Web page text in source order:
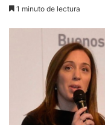
1 minuto de lectura